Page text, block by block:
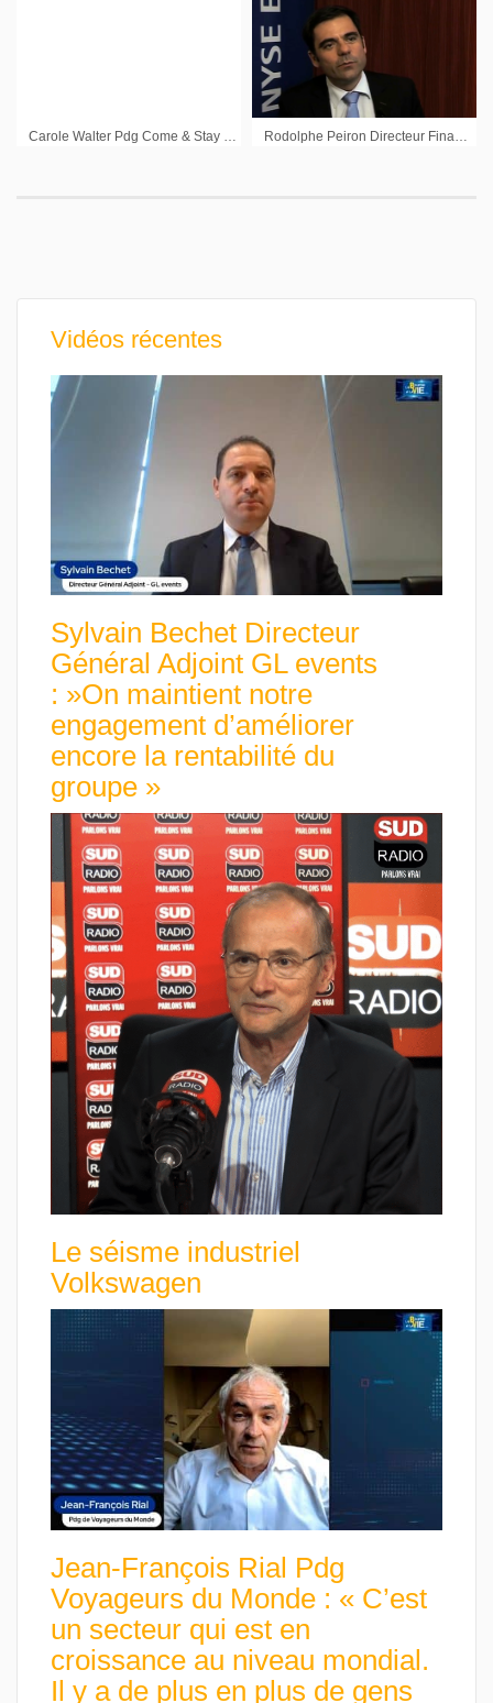
Vidéos récentes
Sylvain Bechet Directeur
Général Adjoint GL events
: »On maintient notre
engagement d’améliorer
encore la rentabilité du
groupe »
Le séisme industriel
Volkswagen
Jean-François Rial Pdg
Voyageurs du Monde : « C’est
un secteur qui est en
croissance au niveau mondial.
Il y a de plus en plus de gens